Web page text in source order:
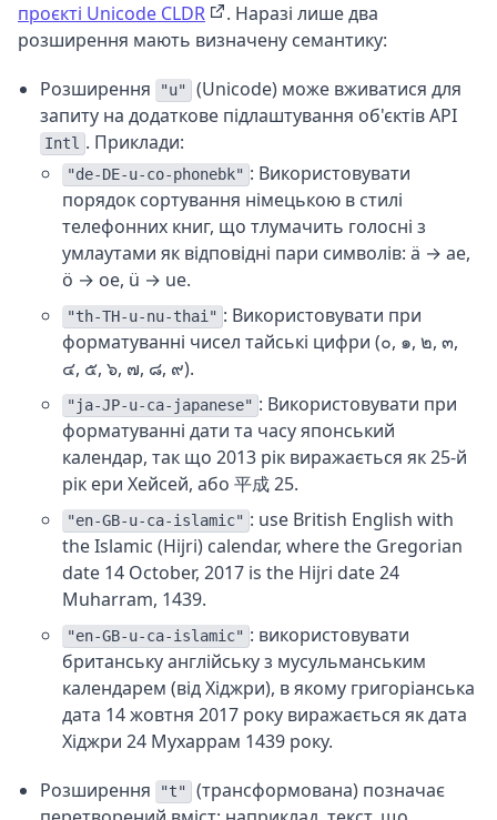
проєкті Unicode CLDR
. Наразі лише два
розширення мають визначену семантику:
Розширення
"u"
(Unicode) може вживатися для
запиту на додаткове підлаштування об'єктів API
Intl . Приклади:
"de-DE-u-co-phonebk" : Використовувати
порядок сортування німецькою в стилі
телефонних книг, що тлумачить голосні з
умлаутами як відповідні пари символів: ä → ae,
ö → oe, ü → ue.
"th-TH-u-nu-thai" : Використовувати при
форматуванні чисел тайські цифри (๐, ๑, ๒, ๓,
๔, ๕, ๖, ๗, ๘, ๙).
"ja-JP-u-ca-japanese" : Використовувати при
форматуванні дати та часу японський
календар, так що 2013 рік виражається як 25-й
рік ери Хейсей, або 平成 25.
"en-GB-u-ca-islamic" : use British English with
the Islamic (Hijri) calendar, where the Gregorian
date 14 October, 2017 is the Hijri date 24
Muharram, 1439.
"en-GB-u-ca-islamic" : використовувати
британську англійську з мусульманським
календарем (від Хіджри), в якому григоріанська
дата 14 жовтня 2017 року виражається як дата
Хіджри 24 Мухаррам 1439 року.
Розширення
"t"
(трансформована) позначає